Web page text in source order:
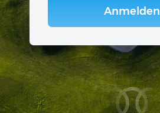
Anmelden